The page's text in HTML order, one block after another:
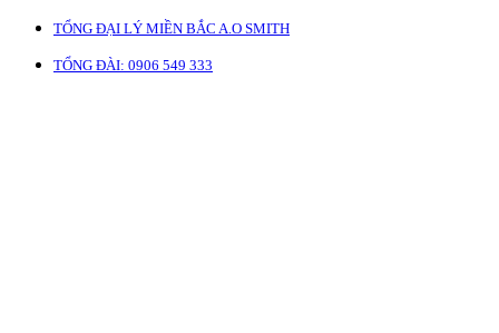
TỔNG ĐẠI LÝ MIỀN BẮC A.O SMITH
TỔNG ĐÀI: 0906 549 333